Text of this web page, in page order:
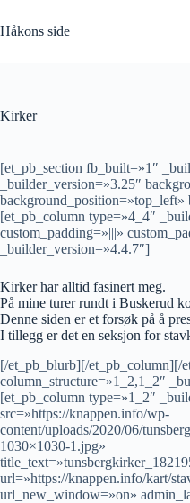
til
innholdet
Håkons side
Kirker
[et_pb_section fb_built=»1″
_builder_version=»3.25″
background_position=»top_left»
[et_pb_column type=»4_4″
custom_padding=»|||»
_builder_version=»4.4.7″]
Kirker har alltid fasinert meg.
På mine turer rundt i Buskerud
Denne siden er et forsøk på å
I tillegg er det en seksjon for
[/et_pb_blurb][/et_pb_column][/
column_structure=»1_2,1_2″
[et_pb_column type=»1_2″
src=»https://knappen.info/wp-
content/uploads/2020/06/
1030×1030-1.jpg»
url=»https://knappen.info/kart/
url_new_window=»on»